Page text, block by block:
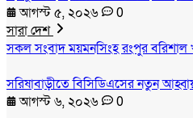
আগস্ট ৫, ২০২৬
0
সারা দেশ
সকল সংবাদময়মনসিংহরংপুরবরিশাল
সরিষাবাড়ীতে বিসিডিএসের নতুন
আগস্ট ৬, ২০২৬
0